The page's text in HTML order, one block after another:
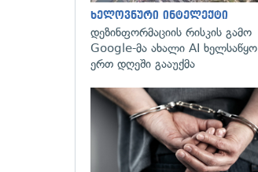
ხელოვნური ინტელექტი
დეზინფორმაციის რისკის გამო
Google-მა ახალი AI ხელსაწყო
ერთ დღეში გააუქმა